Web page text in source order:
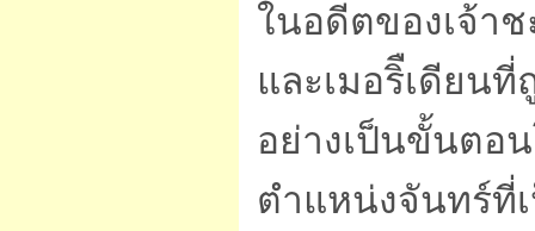
ในอดีตของเจ้า
และเมอริืเดียนที่
อย่างเป็นขั้นตอ
ตำแหน่งจันทร์ที่